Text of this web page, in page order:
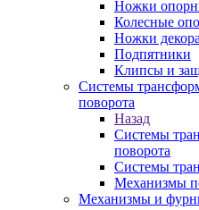
Ножки
Колесные
Ножки
Подпятники
Клипсы и
Системы
поворота
Назад
Системы
поворота
Системы
Механизмы
Механизмы и